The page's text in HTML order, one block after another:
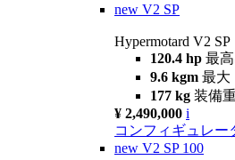
new V2 SP
Hypermotard V2 SP
120.4 hp 最
9.6 kgm 最大
177 kg 装備
¥ 2,490,000 i
コンフィギュレー
new V2 SP 100